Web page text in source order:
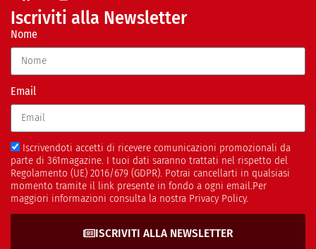
Iscriviti alla Newsletter
Nome
Email
Iscrivendoti accetti di ricevere comunicazioni promozionali da
parte di 361magazine. I tuoi dati saranno trattati nel rispetto del
Regolamento (UE) 2016/679 (GDPR). Potrai cancellarti in qualsiasi
momento tramite il link presente in fondo a ogni email.Per
maggiori informazioni consulta la nostra Privacy Policy.
ISCRIVITI ALLA NEWSLETTER